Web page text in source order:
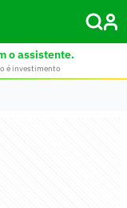
o assistente.
é investimento